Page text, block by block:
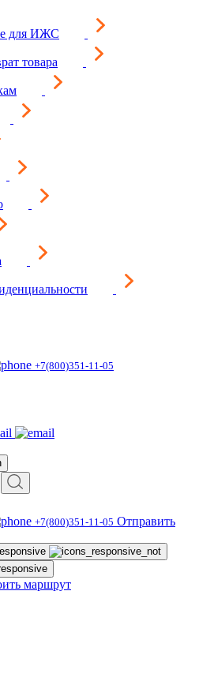
для ИЖС
товара
+7(800)351-11-05
+7(800)351-11-05 Отправить
маршрут